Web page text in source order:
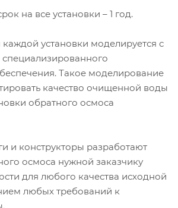
на все установки – 1 год.
установки моделируется с
Такое моделирование
качество очищенной воды
обратного осмоса
и конструкторы разработают
осмоса нужной заказчику
для любого качества исходной
любых требований к